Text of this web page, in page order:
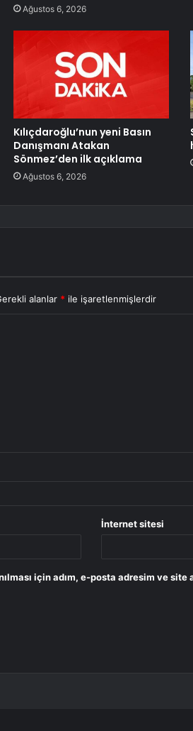
Ağustos 6, 2026
Kılıçdaroğlu’nun yeni Basın
Danışmanı Atakan
Sönmez’den ilk açıklama
Ağustos 6, 2026
alanlar * ile işaretlenmişlerdir
İnternet sitesi
için adım, e-posta adresim ve site